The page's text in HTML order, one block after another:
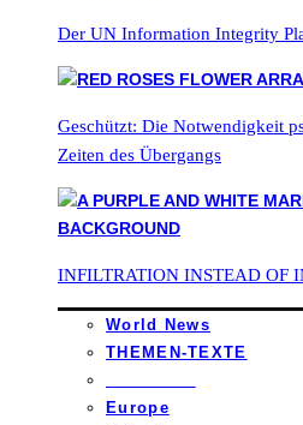
Der UN Information Integrity
Geschützt: Die Notwendigkeit
Zeiten des Übergangs
INFILTRATION INSTEAD OF
World News
THEMEN-TEXTE
Europe